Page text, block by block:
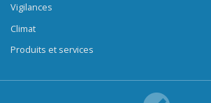
Vigilances
Climat
Produits et services